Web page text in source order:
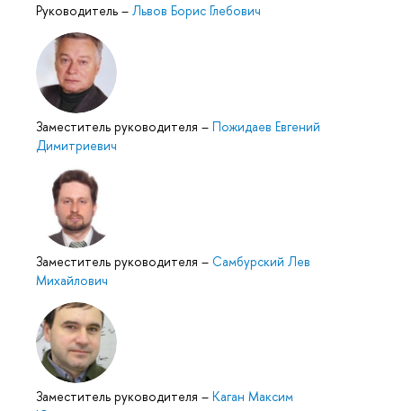
Руководитель – Львов Борис Глебович
Заместитель руководителя – Пожидаев Евгений
Димитриевич
Заместитель руководителя – Самбурский Лев
Михайлович
Заместитель руководителя – Каган Максим